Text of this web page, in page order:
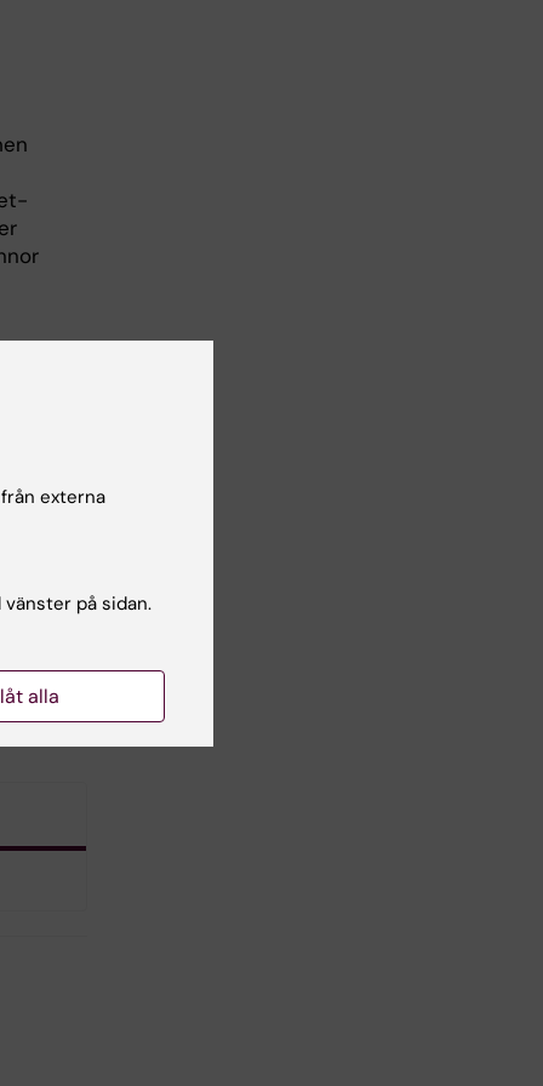
externa
på sidan.
alla